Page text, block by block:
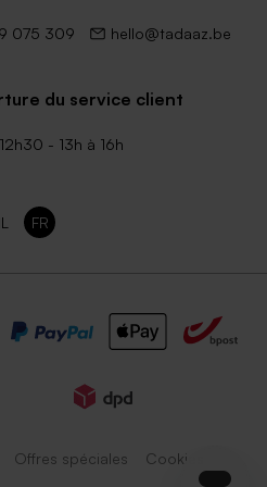
075 309 hello@tadaaz.be
du service client
- 13h à 16h
FR
Offres spéciales Cookies